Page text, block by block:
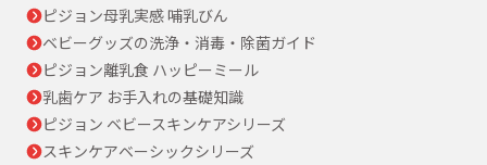
ピジョン母乳実感 哺乳びん
ベビーグッズの洗浄・消毒・除菌ガイド
ピジョン離乳食 ハッピーミール
乳歯ケア お手入れの基礎知識
ピジョン ベビースキンケアシリーズ
スキンケアベーシックシリーズ